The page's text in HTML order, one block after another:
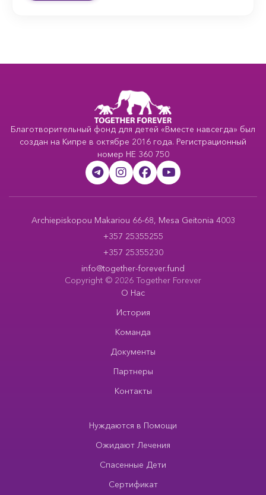
Благотворительный фонд для детей «Вместе навсегда» был
создан на Кипре в октябре 2016 года. Регистрационный
номер HE 360 750
Archiepiskopou Makariou 66-68, Mesa Geitonia 4003
+357 25355255
+357 25355230
info@together-forever.fund
Copyright © 2026 Together Forever
О Нас
История
Команда
Документы
Партнеры
Контакты
Нуждаются в Помощи
Ожидают Лечения
Спасенные Дети
Сертификат